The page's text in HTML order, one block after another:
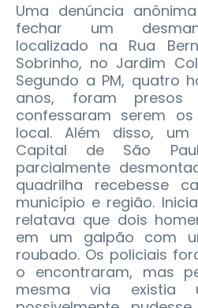
Uma denúncia
fechar um
localizado na Rua
Sobrinho, no Jardim
Segundo a PM, quatro
anos, foram
confessaram serem
local. Além disso,
Capital de São
parcialmente
quadrilha recebesse
município e região.
relatava que dois
em um galpão com
roubado. Os policiais
o encontraram, mas
mesma via existia